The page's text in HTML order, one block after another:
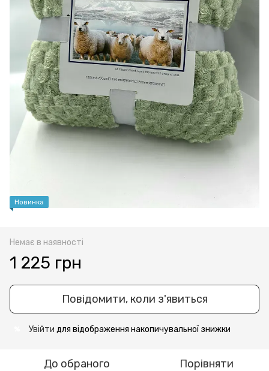
Новинка
Немає в наявності
1 225 грн
Повідомити, коли з'явиться
Увійти для відображення накопичувальної знижки
До обраного Порівняти